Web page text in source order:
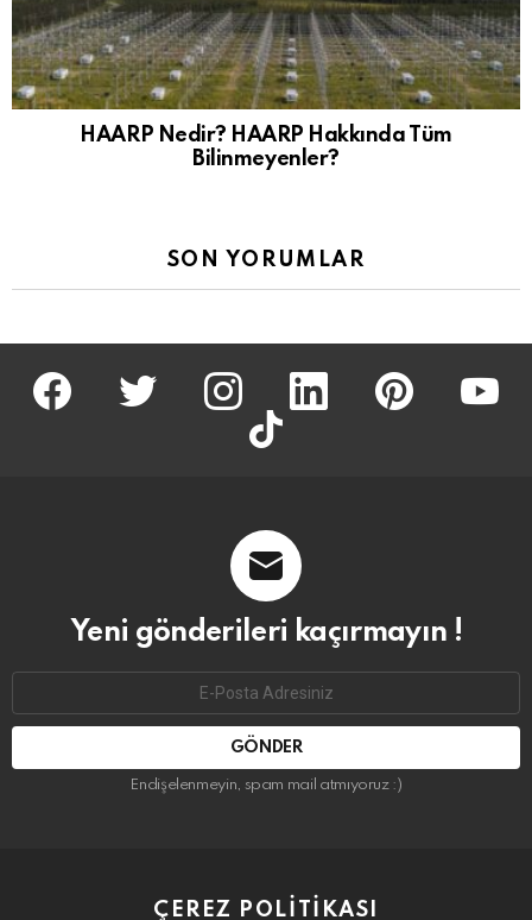
HAARP Nedir? HAARP Hakkında Tüm
Bilinmeyenler?
SON YORUMLAR
facebook twitter İnstagram linkedin pinterest
tiktok
Yeni gönderileri kaçırmayın !
Endişelenmeyin, spam mail atmıyoruz :)
ÇEREZ POLITIKASI